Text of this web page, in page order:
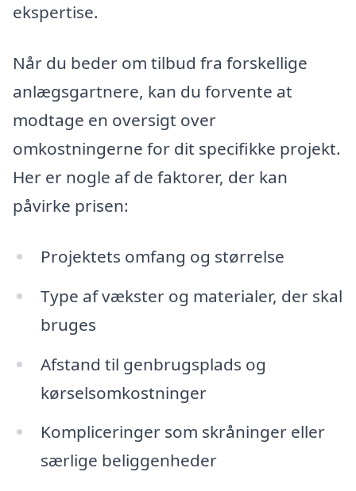
ekspertise.
Når du beder om tilbud fra forskellige
anlægsgartnere, kan du forvente at
modtage en oversigt over
omkostningerne for dit specifikke projekt.
Her er nogle af de faktorer, der kan
påvirke prisen:
Projektets omfang og størrelse
Type af vækster og materialer, der skal
bruges
Afstand til genbrugsplads og
kørselsomkostninger
Kompliceringer som skråninger eller
særlige beliggenheder